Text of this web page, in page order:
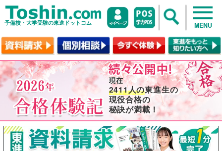
予備校・大学受験の東進ドットコム MENU
2411人の東進生の
現役合格の
秘訣が満載！